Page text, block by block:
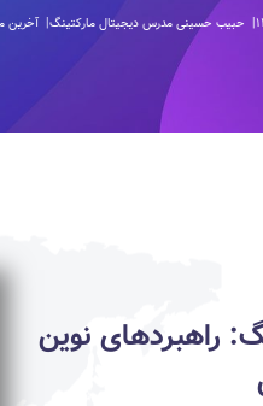
حبیب حسینیمدرس دیجیتال مارکتینگ آخرین
راهبردهای نوین